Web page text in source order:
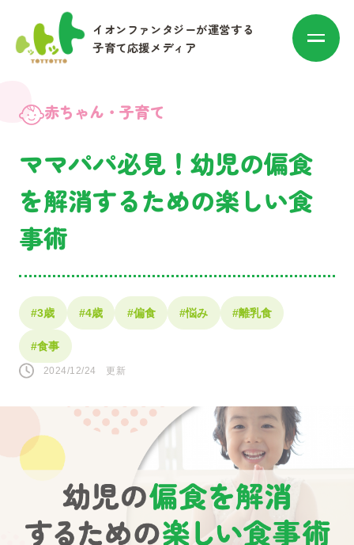
イオンファンタジーが運営する
子育て応援メディア
カテゴリ別に探す
マネー
お出かけ・トレンド
その他
人気のキーワード
#0歳 #接し方 #悩み #寝かしつけ
#1歳 #行事・イベント #赤ちゃん
赤ちゃん・子育て
ママパパ必見！幼児の偏食
を解消するための楽しい食
事術
#3歳 #4歳 #偏食 #悩み #離乳食
#食事
2024/12/24 更新